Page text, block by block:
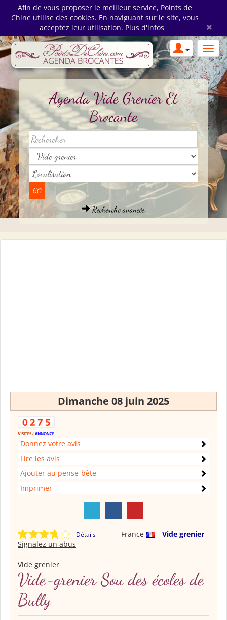
Afin de vous proposer le meilleur service, Points de
Chine utilise des cookies. En naviguant sur le site, vous
acceptez leur utilisation. Plus d'infos ×
Agenda Vide Grenier Et
Brocante
Recherche avancée
Dimanche 08 juin 2025
Donnez votre avis
Lire les avis
Ajouter au pense-bête
Imprimer
Détails France
Vide grenier
Signalez un abus
Vide grenier
Vide-grenier Sou des écoles de
Bully